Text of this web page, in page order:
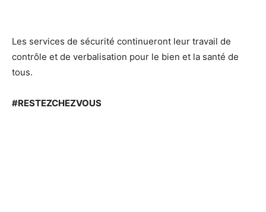
Les services de sécurité continueront leur travail de
contrôle et de verbalisation pour le bien et la santé de
tous.
#RESTEZCHEZVOUS